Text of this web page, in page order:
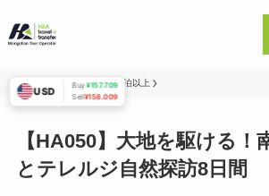
今日のH＆A
ホーム ツアー一覧 ５泊以上
【HA050】大地を駆ける！
とテレルジ自然探訪8日間
USD Buy¥157.709
Sell¥158.009